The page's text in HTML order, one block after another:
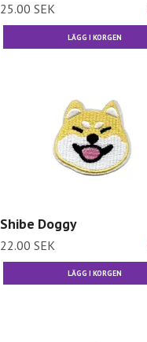
25.00 SEK
Shibe Doggy
22.00 SEK